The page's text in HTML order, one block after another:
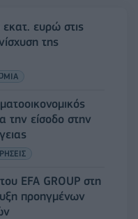
ευρώ στις
της
την είσοδο στην
EFA GROUP στη
προηγμένων